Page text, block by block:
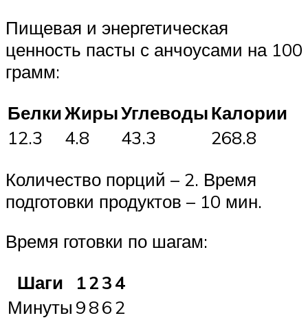
Пищевая и энергетическая
ценность пасты с анчоусами на 100
грамм:
БелкиЖирыУглеводыКалории
12.3
4.8 43.3
268.8
Количество порций – 2. Время
подготовки продуктов – 10 мин.
Время готовки по шагам:
Шаги
1234
Минуты 9862